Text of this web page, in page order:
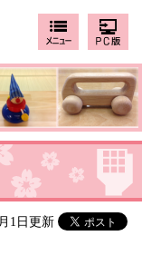
1日更新